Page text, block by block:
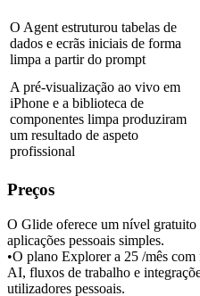
O Agent estruturou tabelas de
dados e ecrãs iniciais de forma
limpa a partir do prompt
A pré-visualização ao vivo em
iPhone e a biblioteca de
componentes limpa produziram
um resultado de aspeto
profissional
Preços
O Glide oferece um nível gratuito
aplicações pessoais simples.
•O plano Explorer a 25 /mês
AI, fluxos de trabalho e
utilizadores pessoais.